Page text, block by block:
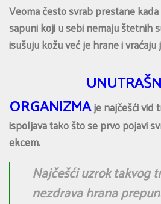
Veoma često svrab prestane
sapuni koji u sebi nemaju štetnih
isušuju kožu već je hrane i
ORGANIZMAje najčešći vid
ispoljava tako što se prvo pojavi
ekcem.
Najčešći uzrok takvog
nezdrava hrana